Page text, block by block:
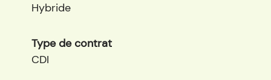
Hybride
Type de contrat
CDI